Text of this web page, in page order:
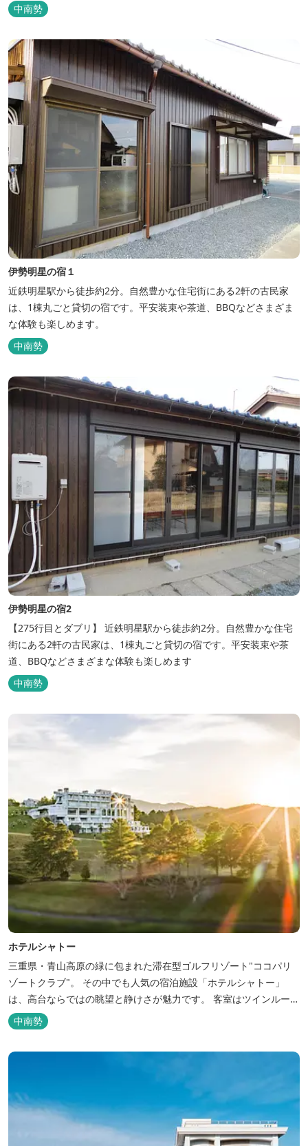
中南勢
伊勢明星の宿１
近鉄明星駅から徒歩約2分。自然豊かな住宅街にある2軒の古民家
は、1棟丸ごと貸切の宿です。平安装束や茶道、BBQなどさまざま
な体験も楽しめます。
中南勢
伊勢明星の宿2
【275行目とダブリ】 近鉄明星駅から徒歩約2分。自然豊かな住宅
街にある2軒の古民家は、1棟丸ごと貸切の宿です。平安装束や茶
道、BBQなどさまざまな体験も楽しめます
中南勢
ホテルシャトー
三重県・青山高原の緑に包まれた滞在型ゴルフリゾート"ココパリ
ゾートクラブ"。 その中でも人気の宿泊施設「ホテルシャトー」
は、高台ならではの眺望と静けさが魅力です。 客室はツインルーム
から4〜6名で泊まれる和洋室まで幅広く、旅のスタイルに合わせて
選べます。 天然温泉の大浴場・露天風呂、ロウリュ式サウナで体を
中南勢